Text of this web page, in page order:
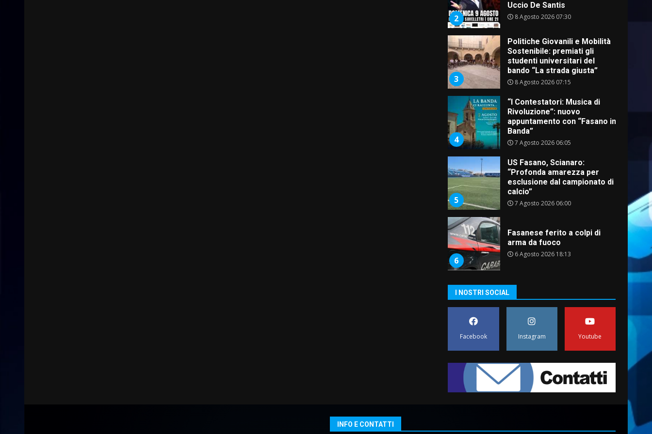
2
Uccio De Santis
8 Agosto 2026 07:30
3
Politiche Giovanili e Mobilità
Sostenibile: premiati gli
studenti universitari del
bando “La strada giusta”
8 Agosto 2026 07:15
4
“I Contestatori: Musica di
Rivoluzione”: nuovo
appuntamento con “Fasano in
Banda”
7 Agosto 2026 06:05
5
US Fasano, Scianaro:
“Profonda amarezza per
esclusione dal campionato di
calcio”
7 Agosto 2026 06:00
6
Fasanese ferito a colpi di
arma da fuoco
6 Agosto 2026 18:13
Carta d’identità: continua il
piano di aperture
6 Agosto 2026 14:16
La Banda Città di Fasano apre
Savelletri
8 Agosto 2026 11:00
Uccio De Santis
I NOSTRI SOCIAL
Facebook Instagram Youtube
INFO E CONTATTI